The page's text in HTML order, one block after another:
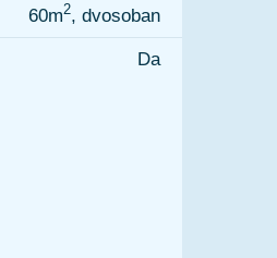
60m2, dvosoban
Da